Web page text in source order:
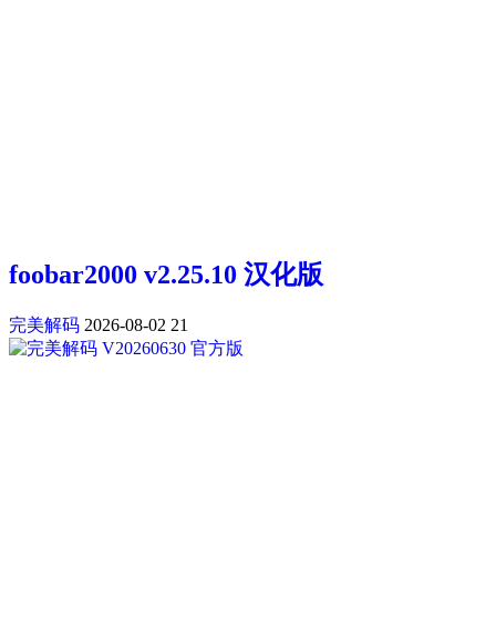
foobar2000 v2.25.10 汉化版
完美解码 2026-08-02 21